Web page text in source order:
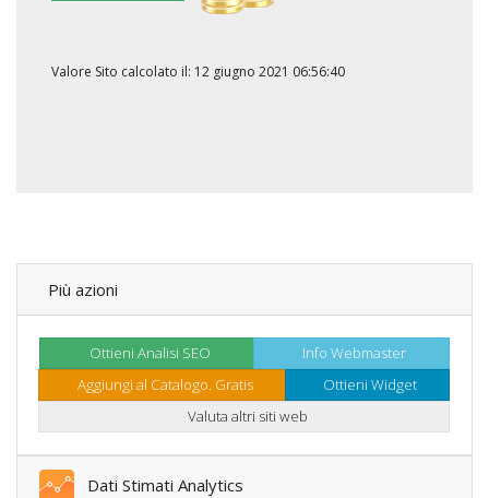
Valore Sito calcolato il: 12 giugno 2021 06:56:40
Più azioni
Ottieni Analisi SEO
Info Webmaster
Aggiungi al Catalogo. Gratis
Ottieni Widget
Valuta altri siti web
Dati Stimati Analytics